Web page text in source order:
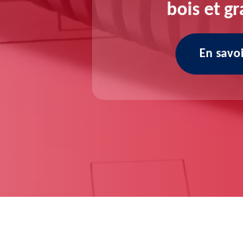
bois et
En